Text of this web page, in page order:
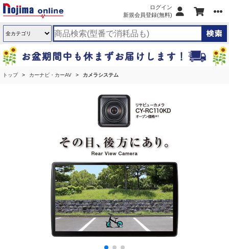
ログイン
新規会員登録(無料)
トップ カーナビ・カーAV カメラシステム